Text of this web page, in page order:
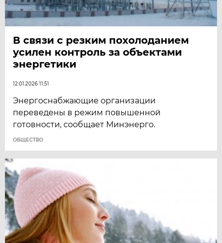
В связи с резким похолоданием
усилен контроль за объектами
энергетики
12.01.2026 11:51
Энергоснабжающие организации
переведены в режим повышенной
готовности, сообщает Минэнерго.
ОБЩЕСТВО